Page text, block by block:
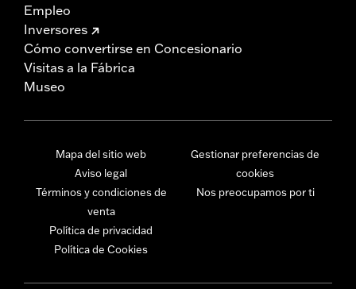
Empleo
Inversores
Cómo convertirse en Concesionario
Visitas a la Fábrica
Museo
Mapa del sitio web
Aviso legal
Términos y condiciones de
venta
Política de privacidad
Política de Cookies
Gestionar preferencias de
cookies
Nos preocupamos por ti